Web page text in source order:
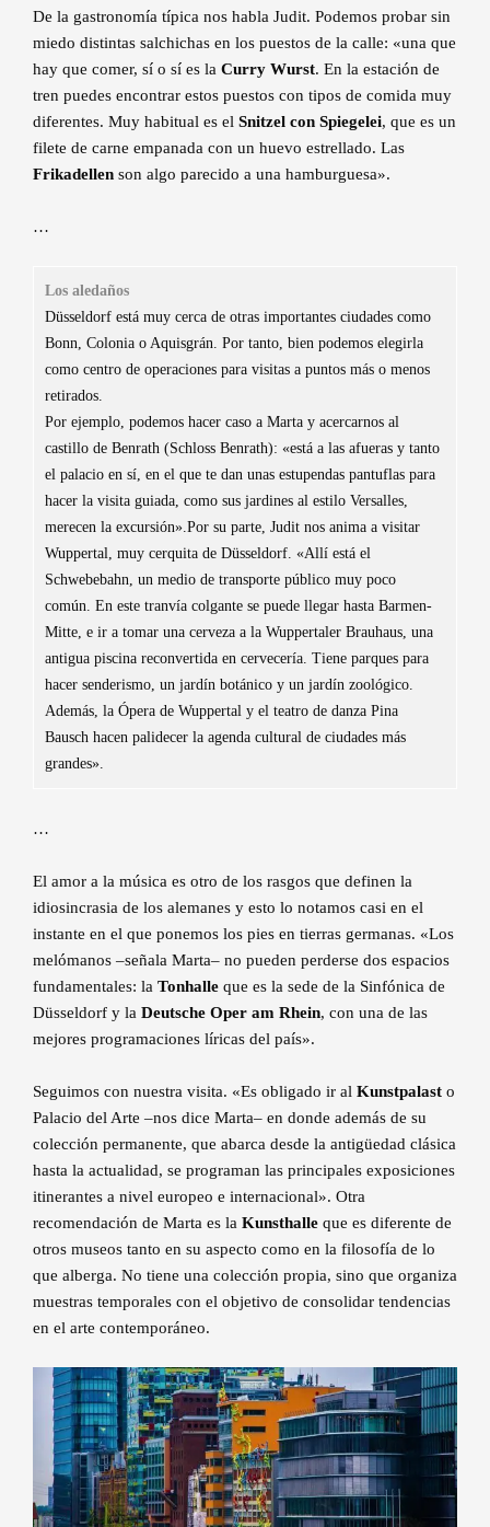
De la gastronomía típica nos habla Judit. Podemos probar sin
miedo distintas salchichas en los puestos de la calle: «una que
hay que comer, sí o sí es la Curry Wurst. En la estación de
tren puedes encontrar estos puestos con tipos de comida muy
diferentes. Muy habitual es el Snitzel con Spiegelei, que es un
filete de carne empanada con un huevo estrellado. Las
Frikadellen son algo parecido a una hamburguesa».
…
Los aledaños
Düsseldorf está muy cerca de otras importantes ciudades como
Bonn, Colonia o Aquisgrán. Por tanto, bien podemos elegirla
como centro de operaciones para visitas a puntos más o menos
retirados.
Por ejemplo, podemos hacer caso a Marta y acercarnos al
castillo de Benrath (Schloss Benrath): «está a las afueras y tanto
el palacio en sí, en el que te dan unas estupendas pantuflas para
hacer la visita guiada, como sus jardines al estilo Versalles,
merecen la excursión».Por su parte, Judit nos anima a visitar
Wuppertal, muy cerquita de Düsseldorf. «Allí está el
Schwebebahn, un medio de transporte público muy poco
común. En este tranvía colgante se puede llegar hasta Barmen-
Mitte, e ir a tomar una cerveza a la Wuppertaler Brauhaus, una
antigua piscina reconvertida en cervecería. Tiene parques para
hacer senderismo, un jardín botánico y un jardín zoológico.
Además, la Ópera de Wuppertal y el teatro de danza Pina
Bausch hacen palidecer la agenda cultural de ciudades más
grandes».
…
El amor a la música es otro de los rasgos que definen la
idiosincrasia de los alemanes y esto lo notamos casi en el
instante en el que ponemos los pies en tierras germanas. «Los
melómanos –señala Marta– no pueden perderse dos espacios
fundamentales: la Tonhalle que es la sede de la Sinfónica de
Düsseldorf y la Deutsche Oper am Rhein, con una de las
mejores programaciones líricas del país».
Seguimos con nuestra visita. «Es obligado ir al Kunstpalast o
Palacio del Arte –nos dice Marta– en donde además de su
colección permanente, que abarca desde la antigüedad clásica
hasta la actualidad, se programan las principales exposiciones
itinerantes a nivel europeo e internacional». Otra
recomendación de Marta es la Kunsthalle que es diferente de
otros museos tanto en su aspecto como en la filosofía de lo
que alberga. No tiene una colección propia, sino que organiza
muestras temporales con el objetivo de consolidar tendencias
en el arte contemporáneo.